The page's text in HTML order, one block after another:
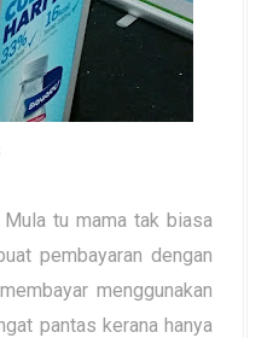
tu mama tak biasa
pembayaran dengan
menggunakan
pantas kerana hanya